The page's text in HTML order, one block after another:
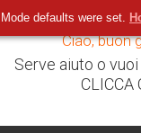
defaults were set.
Ciao, buon
Serve aiuto o
CLICCA